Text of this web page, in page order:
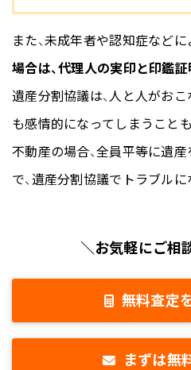
また、未成年者や認知症などに
場合は、代理人の実印と印鑑
遺産分割協議は、人と人がお
も感情的になってしまうこと
不動産の場合、全員平等に遺
で、遺産分割協議でトラブルに
＼お気軽にご相
無料査定
まずは無